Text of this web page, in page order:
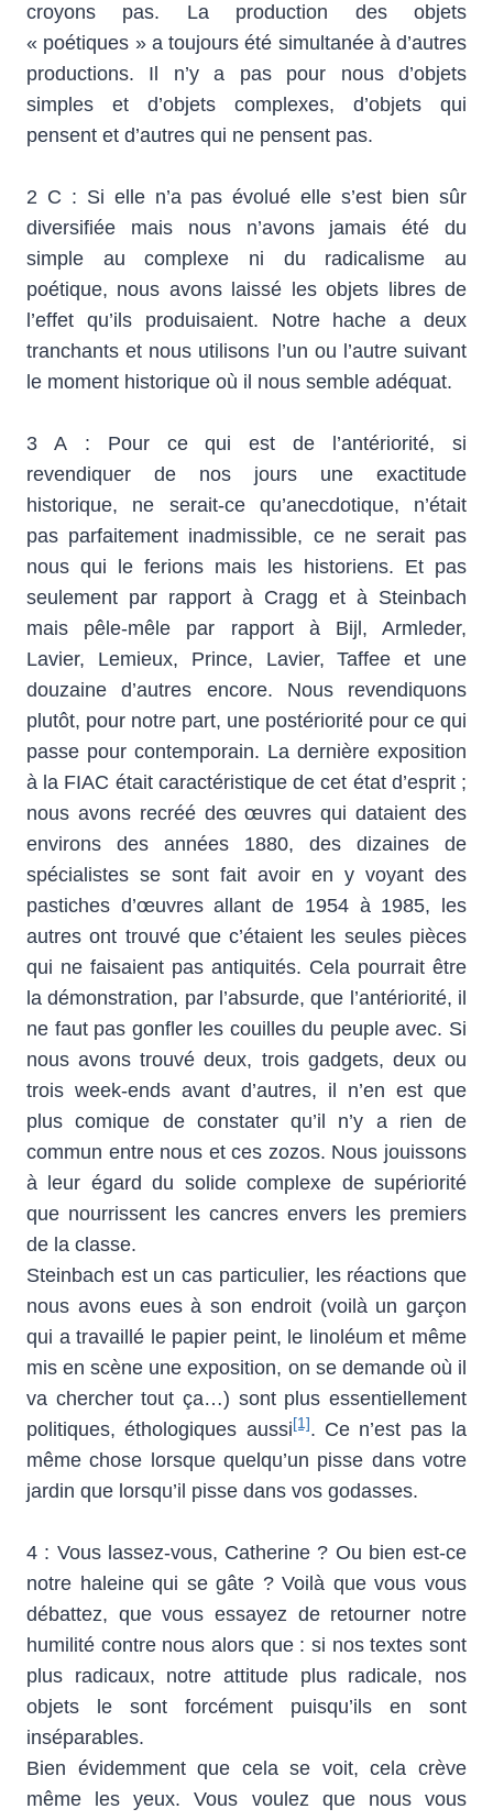
croyons pas. La production des objets
« poétiques » a toujours été simultanée à d’autres
productions. Il n’y a pas pour nous d’objets
simples et d’objets complexes, d’objets qui
pensent et d’autres qui ne pensent pas.
2 C : Si elle n’a pas évolué elle s’est bien sûr
diversifiée mais nous n’avons jamais été du
simple au complexe ni du radicalisme au
poétique, nous avons laissé les objets libres de
l’effet qu’ils produisaient. Notre hache a deux
tranchants et nous utilisons l’un ou l’autre suivant
le moment historique où il nous semble adéquat.
3 A : Pour ce qui est de l’antériorité, si
revendiquer de nos jours une exactitude
historique, ne serait-ce qu’anecdotique, n’était
pas parfaitement inadmissible, ce ne serait pas
nous qui le ferions mais les historiens. Et pas
seulement par rapport à Cragg et à Steinbach
mais pêle-mêle par rapport à Bijl, Armleder,
Lavier, Lemieux, Prince, Lavier, Taffee et une
douzaine d’autres encore. Nous revendiquons
plutôt, pour notre part, une postériorité pour ce qui
passe pour contemporain. La dernière exposition
à la FIAC était caractéristique de cet état d’esprit ;
nous avons recréé des œuvres qui dataient des
environs des années 1880, des dizaines de
spécialistes se sont fait avoir en y voyant des
pastiches d’œuvres allant de 1954 à 1985, les
autres ont trouvé que c’étaient les seules pièces
qui ne faisaient pas antiquités. Cela pourrait être
la démonstration, par l’absurde, que l’antériorité, il
ne faut pas gonfler les couilles du peuple avec. Si
nous avons trouvé deux, trois gadgets, deux ou
trois week-ends avant d’autres, il n’en est que
plus comique de constater qu’il n’y a rien de
commun entre nous et ces zozos. Nous jouissons
à leur égard du solide complexe de supériorité
que nourrissent les cancres envers les premiers
de la classe.
Steinbach est un cas particulier, les réactions que
nous avons eues à son endroit (voilà un garçon
qui a travaillé le papier peint, le linoléum et même
mis en scène une exposition, on se demande où il
va chercher tout ça…) sont plus essentiellement
politiques, éthologiques aussi [1] . Ce n’est pas la
même chose lorsque quelqu’un pisse dans votre
jardin que lorsqu’il pisse dans vos godasses.
4 : Vous lassez-vous, Catherine ? Ou bien est-ce
notre haleine qui se gâte ? Voilà que vous vous
débattez, que vous essayez de retourner notre
humilité contre nous alors que : si nos textes sont
plus radicaux, notre attitude plus radicale, nos
objets le sont forcément puisqu’ils en sont
inséparables.
Bien évidemment que cela se voit, cela crève
même les yeux. Vous voulez que nous vous